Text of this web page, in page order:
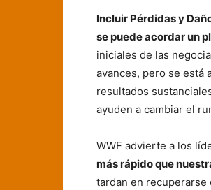
Incluir Pérdidas y
se puede acordar un
iniciales de las
avances, pero se está
resultados
ayuden a cambiar el
WWF advierte a los
más rápido que
tardan en recuperarse